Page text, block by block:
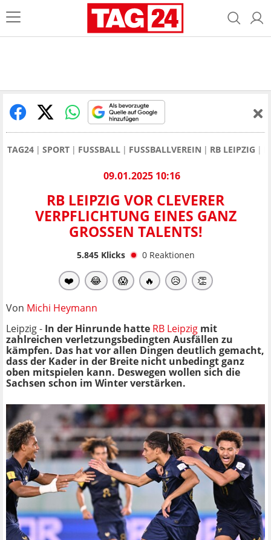
TAG24 SPORT FUSSBALL FUSSBALLVEREIN RB LEIPZIG
09.01.2025 10:16
RB LEIPZIG VOR CLEVERER
VERPFLICHTUNG EINES GANZ
GROSSEN TALENTS!
5.845Klicks 0 Reaktionen
❤️ 😂 😱 🔥 😥 👏
Von Michi Heymann
Leipzig - In der Hinrunde hatte RB Leipzig mit
zahlreichen verletzungsbedingten Ausfällen zu
kämpfen. Das hat vor allen Dingen deutlich gemacht,
dass der Kader in der Breite nicht unbedingt ganz
oben mitspielen kann. Deswegen wollen sich die
Sachsen schon im Winter verstärken.